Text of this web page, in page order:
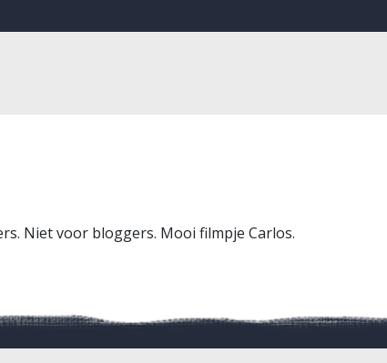
Niet voor bloggers. Mooi filmpje Carlos.